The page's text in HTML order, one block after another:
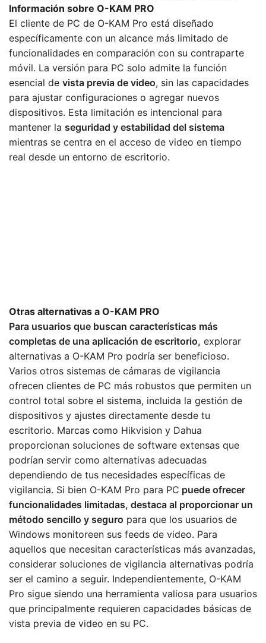
Información sobre O-KAM PRO
El cliente de PC de O-KAM Pro está diseñado
específicamente con un alcance más limitado de
funcionalidades en comparación con su contraparte
móvil. La versión para PC solo admite la función
esencial de vista previa de video, sin las capacidades
para ajustar configuraciones o agregar nuevos
dispositivos. Esta limitación es intencional para
mantener la seguridad y estabilidad del sistema
mientras se centra en el acceso de video en tiempo
real desde un entorno de escritorio.
Otras alternativas a O-KAM PRO
Para usuarios que buscan características más
completas de una aplicación de escritorio, explorar
alternativas a O-KAM Pro podría ser beneficioso.
Varios otros sistemas de cámaras de vigilancia
ofrecen clientes de PC más robustos que permiten un
control total sobre el sistema, incluida la gestión de
dispositivos y ajustes directamente desde tu
escritorio. Marcas como Hikvision y Dahua
proporcionan soluciones de software extensas que
podrían servir como alternativas adecuadas
dependiendo de tus necesidades específicas de
vigilancia. Si bien O-KAM Pro para PC puede ofrecer
funcionalidades limitadas, destaca al proporcionar un
método sencillo y seguro para que los usuarios de
Windows monitoreen sus feeds de video. Para
aquellos que necesitan características más avanzadas,
considerar soluciones de vigilancia alternativas podría
ser el camino a seguir. Independientemente, O-KAM
Pro sigue siendo una herramienta valiosa para usuarios
que principalmente requieren capacidades básicas de
vista previa de video en su PC.